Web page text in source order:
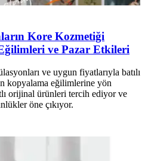
Kore Kozmetiği
ve Pazar Etkileri
ve uygun fiyatlarıyla batılı
kopyalama eğilimlerine yön
orijinal ürünleri tercih ediyor ve
öne çıkıyor.